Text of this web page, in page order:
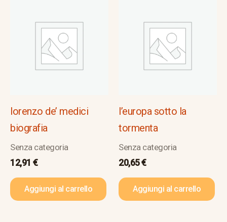
lorenzo de’ medici
biografia
Senza categoria
12,91 €
Aggiungi al carrello
l’europa sotto la
tormenta
Senza categoria
20,65€
Aggiungi al carrello